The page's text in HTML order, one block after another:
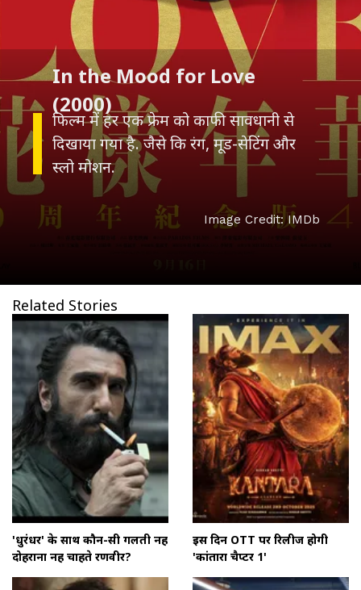
फिल्म में हर एक फ्रेम को काफी सावधानी से
दिखाया गया है. जैसे कि रंग, मूड-सेटिंग और
स्लो मोशन.
In the Mood for Love
(2000)
Related Stories
'धुरंधर' के साथ कौन-सी गलती नहीं
दोहराना नहीं चाहते रणवीर?
इस दिन OTT पर रिलीज होगी
'कांतारा चैप्टर 1'